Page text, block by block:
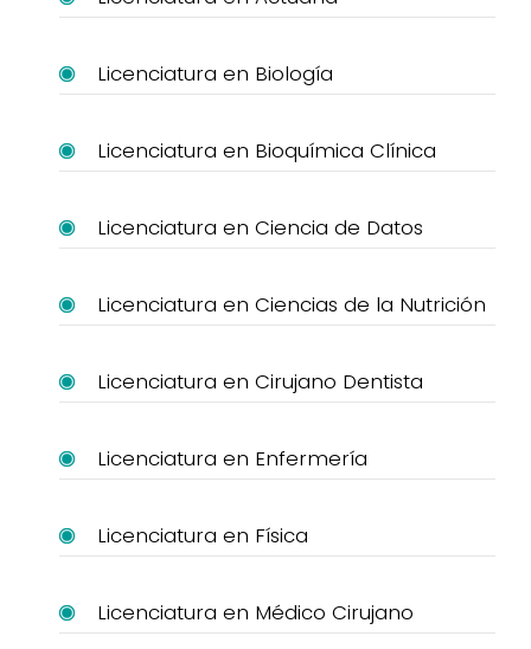
Licenciatura en Biología
Licenciatura en Bioquímica Clínica
Licenciatura en Ciencia de Datos
Licenciatura en Ciencias de la Nutrición
Licenciatura en Cirujano Dentista
Licenciatura en Enfermería
Licenciatura en Física
Licenciatura en Médico Cirujano